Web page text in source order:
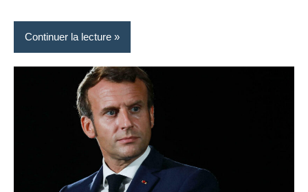
Continuer la lecture